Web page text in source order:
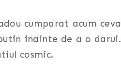
cumparat acum
inainte de a o darui.
cosmic.